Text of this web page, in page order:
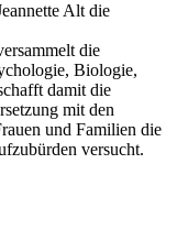
Alt die
die
Biologie,
damit die
mit den
und Familien die
versucht.